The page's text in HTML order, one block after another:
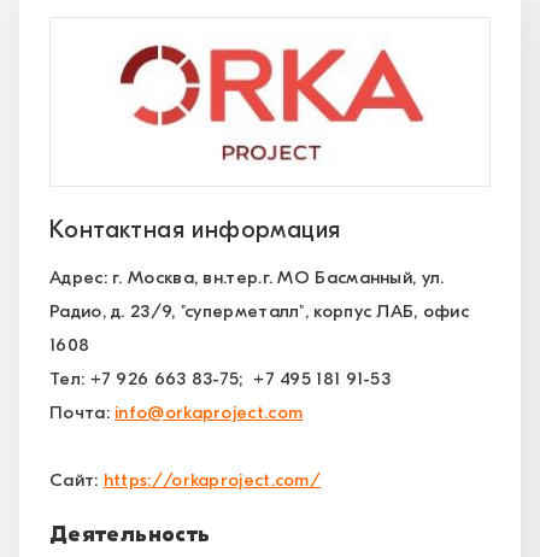
Контактная информация
Адрес: г. Москва, вн.тер.г. МО Басманный, ул.
Радио, д. 23/9, "суперметалл", корпус ЛАБ, офис
1608
Тел: +7 926 663 83-75; +7 495 181 91-53
Почта: info@orkaproject.com
Сайт: https://orkaproject.com/
Деятельность